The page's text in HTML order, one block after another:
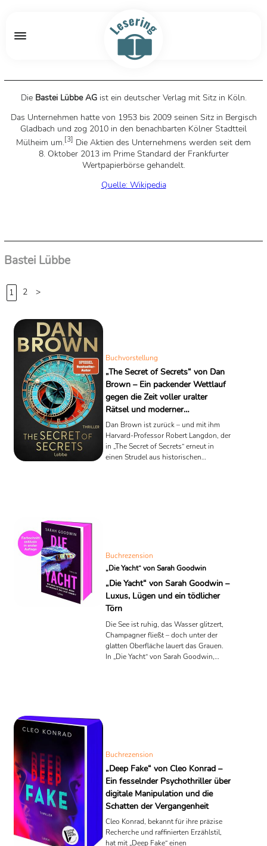
Die Bastei Lübbe AGist ein deutscher Verlag mit Sitz in Köln.
Das Unternehmen hatte von 1953 bis 2009 seinen Sitz in Bergisch
Gladbach und zog 2010 in den benachbarten Kölner Stadtteil
Mülheim um.[3] Die Aktien des Unternehmens werden seit dem
8. Oktober 2013 im Prime Standard der Frankfurter
Wertpapierbörse gehandelt.
Quelle: Wikipedia
Bastei Lübbe
1 2 >
Buchvorstellung
„The Secret of Secrets“ von Dan
Brown – Ein packender Wettlauf
gegen die Zeit voller uralter
Rätsel und moderner
Wissenschaft
Dan Brown ist zurück – und mit ihm
Harvard-Professor Robert Langdon, der
in „The Secret of Secrets“ erneut in
einen Strudel aus historischen
September 2025, in deutscher
Übersetzung bei Bastei Lübbe am 9. ...
Buchrezension
„Die Yacht“ von Sarah Goodwin
„Die Yacht“ von Sarah Goodwin –
Luxus, Lügen und ein tödlicher
Törn
Die See ist ruhig, das Wasser glitzert,
Champagner fließt – doch unter der
glatten Oberfläche lauert das Grauen.
In „Die Yacht“ von Sarah Goodwin,
Buchrezension
„Deep Fake“ von Cleo Konrad –
Ein fesselnder Psychothriller über
digitale Manipulation und die
Schatten der Vergangenheit
Cleo Konrad, bekannt für ihre präzise
Recherche und raffinierten Erzählstil,
hat mit „Deep Fake“ einen